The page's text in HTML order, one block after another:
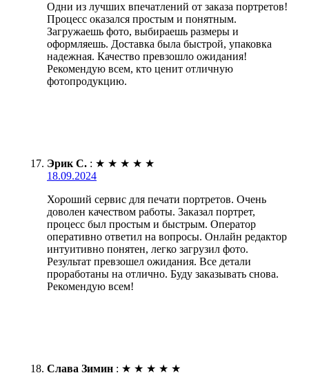
Одни из лучших впечатлений от заказа портретов!
Процесс оказался простым и понятным.
Загружаешь фото, выбираешь размеры и
оформляешь. Доставка была быстрой, упаковка
надежная. Качество превзошло ожидания!
Рекомендую всем, кто ценит отличную
фотопродукцию.
Эрик С. : ★ ★ ★ ★ ★
18.09.2024
Хороший сервис для печати портретов. Очень
доволен качеством работы. Заказал портрет,
процесс был простым и быстрым. Оператор
оперативно ответил на вопросы. Онлайн редактор
интуитивно понятен, легко загрузил фото.
Результат превзошел ожидания. Все детали
проработаны на отлично. Буду заказывать снова.
Рекомендую всем!
Слава Зимин : ★ ★ ★ ★ ★